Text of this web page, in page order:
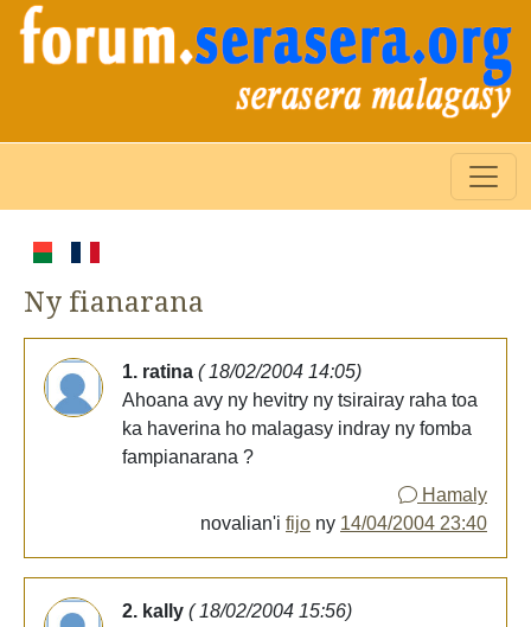
Ny fianarana
1. ratina ( 18/02/2004 14:05)
Ahoana avy ny hevitry ny tsirairay raha toa
ka haverina ho malagasy indray ny fomba
fampianarana ?
Hamaly
novalian'i fijo ny 14/04/2004 23:40
2. kally ( 18/02/2004 15:56)